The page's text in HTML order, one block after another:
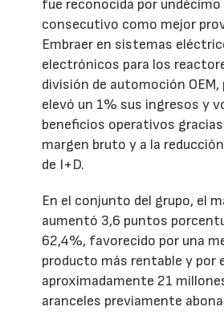
fue reconocida por undécimo
consecutivo como mejor
Embraer en sistemas
electrónicos para los
división de automoción OEM,
elevó un 1% sus ingresos y
beneficios operativos
margen bruto y a la
de I+D.
En el conjunto del grupo, el
aumentó 3,6 puntos
62,4%, favorecido por una
producto más rentable y por
aproximadamente 21
aranceles previamente